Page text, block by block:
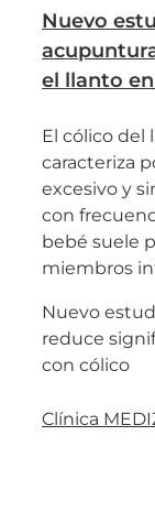
Nuevo
el llanto
El cólico del
caracteriza
excesivo y
con
bebé suele
miembros
Nuevo
reduce
con cólico
Clínica